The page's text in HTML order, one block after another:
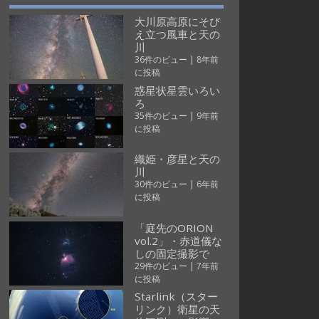
大川原高原にそび
え立つ風車と天の
川
36件のビュー | 8年前
に投稿
惑星状星雲いろい
ろ
35件のビュー | 9年前
に投稿
織姫・彦星と天の
川
30件のビュー | 6年前
に投稿
「庭先のORION
vol.2」・赤道儀な
しの固定撮影で
29件のビュー | 7年前
に投稿
Starlink（スター
リンク）衛星の天